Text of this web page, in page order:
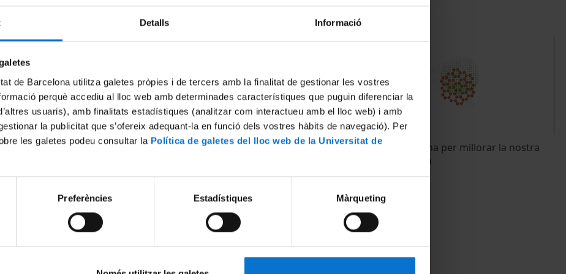
Detalls Informació
de Barcelona utilitza galetes pròpies i de tercers amb la finalitat de gestionar les vostres
perquè accediu al lloc web amb determinades característiques que puguin diferenciar la
usuaris), amb finalitats estadístiques (analitzar com interactueu amb el lloc web) i amb
la publicitat que s’ofereix adequant-la en funció dels vostres hàbits de navegació). Per
les galetes podeu consultar la Política de galetes del lloc web de la Universitat de
Preferències Estadístiques Màrqueting
i física
La luz: una herramienta para mejorar
5 April, 2011
La llum: una eina per millorar la nostra
qualitat de vida
5 April, 2011